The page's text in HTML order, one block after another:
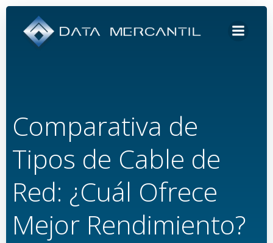
Saltar
contenido
Comparativa de
Tipos de Cable de
Red: ¿Cuál Ofrece
Mejor Rendimiento?